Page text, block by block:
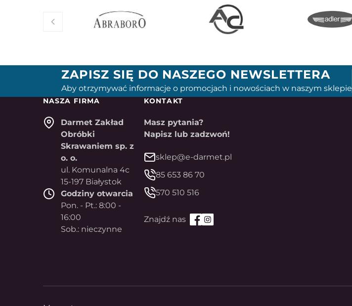
ZAPISZ SIĘ DO NASZEGO NEWSLETTERA
Aby otrzymywać informacje o promocjach i nowościach w naszym sklepie
NASZA FIRMA
Darmet Zakład
Obróbki
Skrawaniem sp. z
o. o.
ul. Komunalna 4c
15-197 Białystok
Godziny otwarcia
Pon. - Pt.: 8:00 -
16:00
Sob.: nieczynne
KONTAKT
Masz pytania?
Napisz lub zadzwoń!
sklep@e-darmet.pl
85 653 86 70
570 510 516